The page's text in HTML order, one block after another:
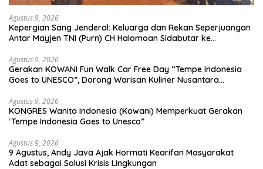
Agustus 9, 2026
Kepergian Sang Jenderal: Keluarga dan Rekan Seperjuangan
Antar Mayjen TNI (Purn) CH Halomoan Sidabutar ke
Agustus 9, 2026
Gerakan KOWANI Fun Walk Car Free Day “Tempe Indonesia
Goes to UNESCO”, Dorong Warisan Kuliner Nusantara
Agustus 9, 2026
KONGRES Wanita Indonesia (Kowani) Memperkuat Gerakan
‘Tempe Indonesia Goes to Unesco”
Agustus 9, 2026
9 Agustus, Andy Java Ajak Hormati Kearifan Masyarakat
Adat sebagai Solusi Krisis Lingkungan